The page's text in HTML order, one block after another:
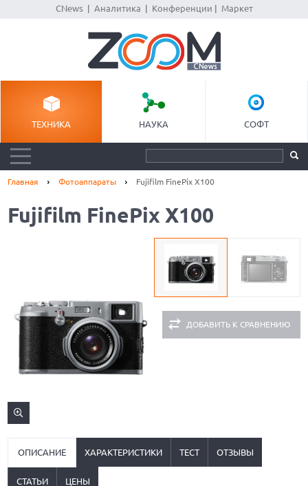
CNews| Аналитика Конференции Маркет
ТЕХНИКА НАУКА СОФТ
Главная Фотоаппараты Fujifilm FinePix X100
Fujifilm FinePix X100
ДОБАВИТЬ К СРАВНЕНИЮ
ОПИСАНИЕ ХАРАКТЕРИСТИКИ ТЕСТ ОТЗЫВЫ
СТАТЬИ ЦЕНЫ